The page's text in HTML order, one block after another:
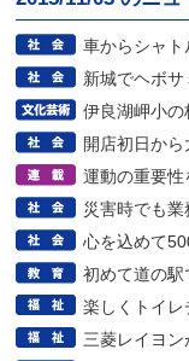
車からシャ
新城でヘボ
伊良湖岬小の
開店初日から
運動の重要性
災害時でも業
心を込めて
初めて道の駅
楽しくトイレ
三菱レイヨン